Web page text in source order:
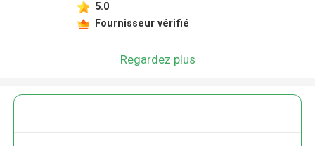
5.0
Fournisseur vérifié
Regardez plus